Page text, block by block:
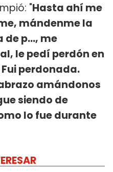
"Hasta ahí me
mándenme la
de p..., me
le pedí perdón en
perdonada.
amándonos
siendo de
lo fue durante